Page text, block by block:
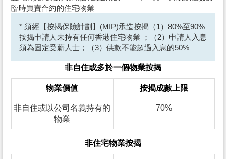
臨時買賣合約的住宅物業
* 須經【按揭保險計劃】(MIP)承造按揭（1）80%至90%
按揭申請人未持有任何香港住宅物業 ；（2）申請人入息
須為固定受薪人士；（3）供款不能超過入息的50%
非自住或多於一個物業按揭
物業價值 按揭成數上限
非自住或以公司名義持有的
物業
70%
非住宅物業按揭